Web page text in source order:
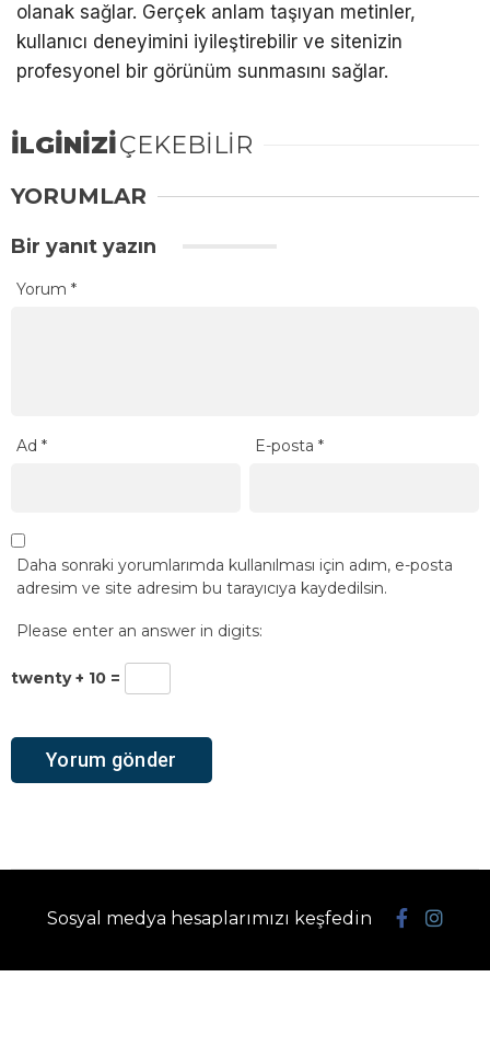
olanak sağlar. Gerçek anlam taşıyan metinler,
kullanıcı deneyimini iyileştirebilir ve sitenizin
profesyonel bir görünüm sunmasını sağlar.
İLGİNİZİÇEKEBİLİR
YORUMLAR
Bir yanıt yazın
Yorum *
Ad * E-posta*
Daha sonraki yorumlarımda kullanılması için adım, e-posta
adresim ve site adresim bu tarayıcıya kaydedilsin.
Please enter an answer in digits:
twenty + 10 =
Sosyal medya hesaplarımızı keşfedin